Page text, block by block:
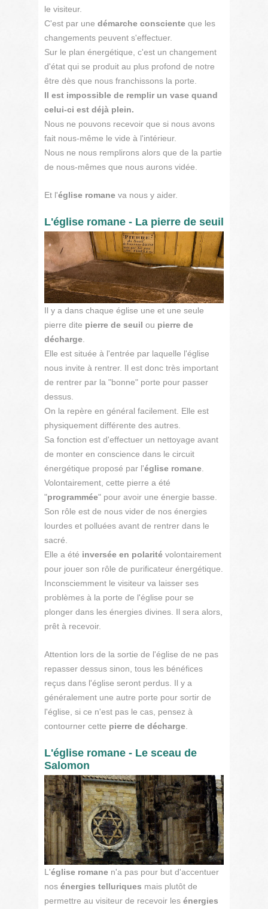
le visiteur.
C'est par une démarche consciente que les
changements peuvent s'effectuer.
Sur le plan énergétique, c'est un changement
d'état qui se produit au plus profond de notre
être dès que nous franchissons la porte.
Il est impossible de remplir un vase quand
celui-ci est déjà plein.
Nous ne pouvons recevoir que si nous avons
fait nous-même le vide à l'intérieur.
Nous ne nous remplirons alors que de la partie
de nous-mêmes que nous aurons vidée.
Et l'église romane va nous y aider.
L'église romane - La pierre de seuil
Il y a dans chaque église une et une seule
pierre dite pierre de seuil ou pierre de
décharge
Elle est située à l'entrée par laquelle l'église
nous invite à rentrer. Il est donc très important
de rentrer par la "bonne" porte pour passer
dessus.
On la repère en général facilement. Elle est
physiquement différente des autres.
Sa fonction est d'effectuer un nettoyage avant
de monter en conscience dans le circuit
énergétique proposé par l'église romane
Volontairement, cette pierre a été
"programmée" pour avoir une énergie basse.
Son rôle est de nous vider de nos énergies
lourdes et polluées avant de rentrer dans le
sacré.
Elle a été inversée en polarité volontairement
pour jouer son rôle de purificateur énergétique.
Inconsciemment le visiteur va laisser ses
problèmes à la porte de l'église pour se
plonger dans les énergies divines. Il sera alors,
prêt à recevoir.
Attention lors de la sortie de l'église de ne pas
repasser dessus sinon, tous les bénéfices
reçus dans l'église seront perdus. Il y a
généralement une autre porte pour sortir de
l'église, si ce n'est pas le cas, pensez à
contourner cette pierre de décharge
L'église romane - Le sceau de
Salomon
L'église romane n'a pas pour but d'accentuer
nos énergies telluriques mais plutôt de
permettre au visiteur de recevoir les énergies